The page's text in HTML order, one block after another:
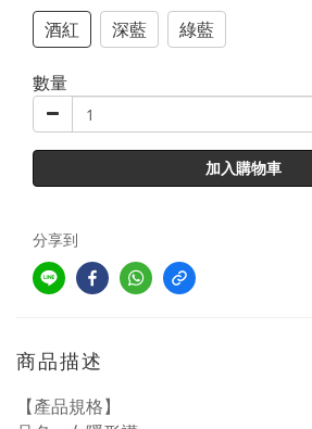
酒紅
深藍 綠藍
數量
加入購物車
分享到
商品描述
【產品規格】